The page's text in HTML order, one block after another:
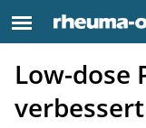
Low-dose